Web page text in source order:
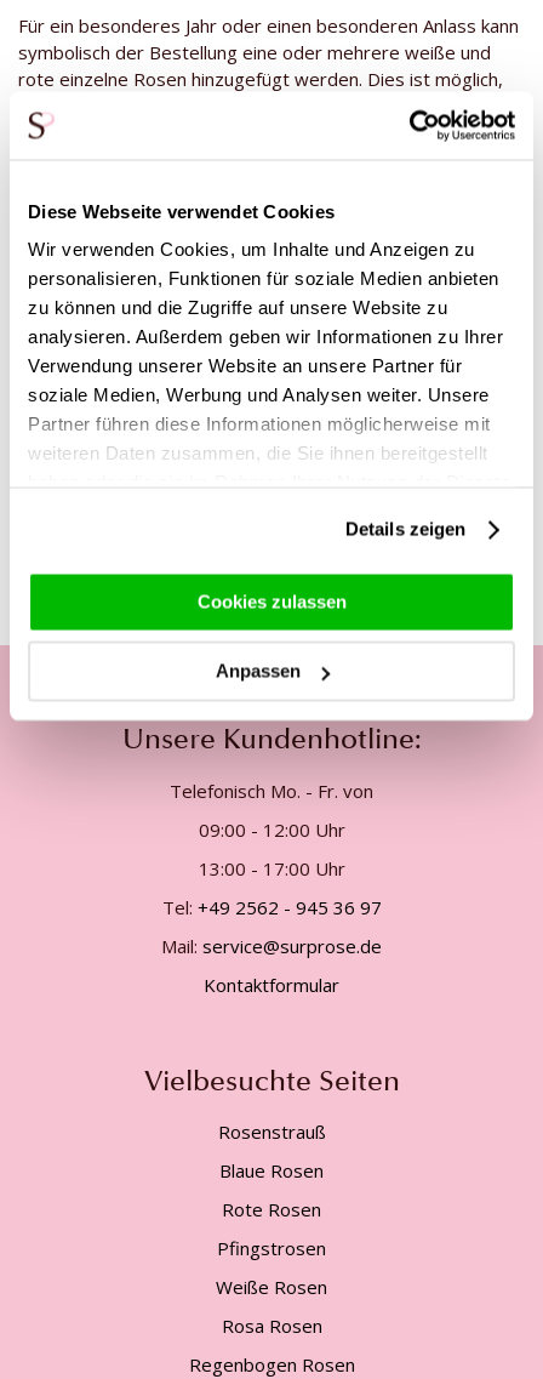
Diese Webseite verwendet Cookies
Wir verwenden Cookies, um Inhalte und Anzeigen zu
personalisieren, Funktionen für soziale Medien anbieten
zu können und die Zugriffe auf unsere Website zu
analysieren. Außerdem geben wir Informationen zu Ihrer
Verwendung unserer Website an unsere Partner für
soziale Medien, Werbung und Analysen weiter. Unsere
Partner führen diese Informationen möglicherweise mit
weiteren Daten zusammen, die Sie ihnen bereitgestellt
Details zeigen
Cookies zulassen
Anpassen
Für ein besonderes Jahr oder einen besonderen Anlass kann
symbolisch der Bestellung eine oder mehrere weiße und
rote einzelne Rosen hinzugefügt werden. Dies ist möglich,
nachdem du eine Stückzahl gewählt und in den Warenkorb
gelegt hast. Sobald dies geschehen ist, klicke danach in
hinzu.
(Nur zusammen mit anderen „Stückzahl wählen“-
Rosensträußen aus unserer Sammlung möglich.)
Unsere Sträuße werden von Hand gebunden. Dabei können
maximal101 apricotfarbene Pfingstrosenals ein
Straußgebunden werden. Bestellungen mit einer höheren
Anzahl werden als mehrere Sträuße verpackt und verschickt.
Unsere Kundenhotline:
Telefonisch Mo. - Fr. von
09:00 - 12:00 Uhr
13:00 - 17:00 Uhr
Tel: +49 2562 - 945 36 97
Mail: service@surprose.de
Kontaktformular
Vielbesuchte Seiten
Rosenstrauß
Blaue Rosen
Rote Rosen
Pfingstrosen
Weiße Rosen
Rosa Rosen
Regenbogen Rosen